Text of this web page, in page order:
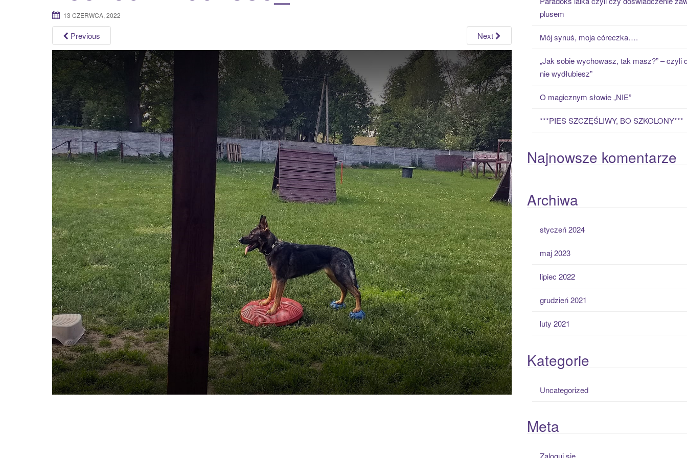
13 CZERWCA, 2022
Previous Next
plusem
Mój synuś, moja córeczka….
„Jak sobie wychowasz, tak masz?” – czyli
nie wydłubiesz”
O magicznym słowie „NIE”
***PIES SZCZĘŚLIWY, BO SZKOLONY***
Najnowsze komentarze
Archiwa
styczeń 2024
maj 2023
lipiec 2022
grudzień 2021
luty 2021
Kategorie
Uncategorized
Meta
Zaloguj się